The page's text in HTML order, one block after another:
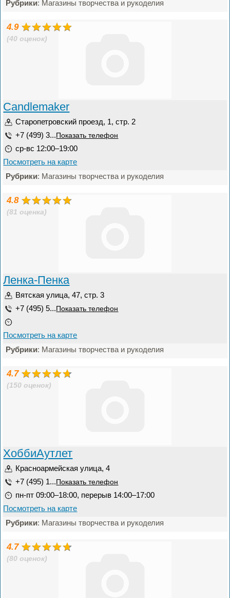
Рубрики: Магазины творчества и рукоделия
4.9
(40 оценок)
Candlemaker
Старопетровский проезд, 1, стр. 2
+7 (499) 3... Показать телефон
ср-вс 12:00–19:00
Посмотреть на карте
Рубрики: Магазины творчества и рукоделия
4.8
(81 оценка)
Ленка-Пенка
Вятская улица, 47, стр. 3
+7 (495) 5... Показать телефон
Посмотреть на карте
Рубрики: Магазины творчества и рукоделия
4.7
(150 оценок)
ХоббиАутлет
Красноармейская улица, 4
+7 (495) 1... Показать телефон
пн-пт 09:00–18:00, перерыв 14:00–17:00
Посмотреть на карте
Рубрики: Магазины творчества и рукоделия
4.7
(80 оценок)